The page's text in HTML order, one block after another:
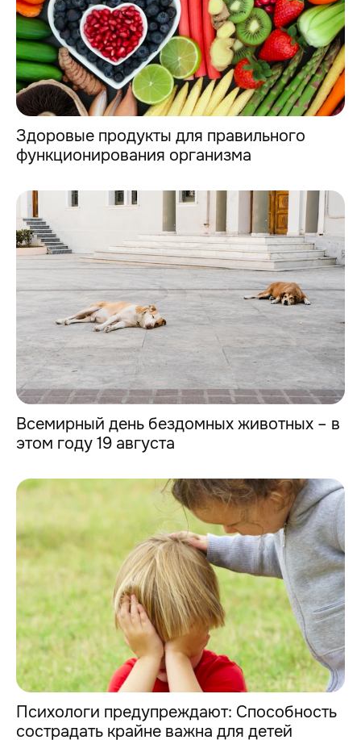
Здоровыe продукты для правильного
функционирования организма
Всемирный день бездомных животных – в
этом году 19 августа
Психологи предупреждают: Способность
сострадать крайне важна для детей